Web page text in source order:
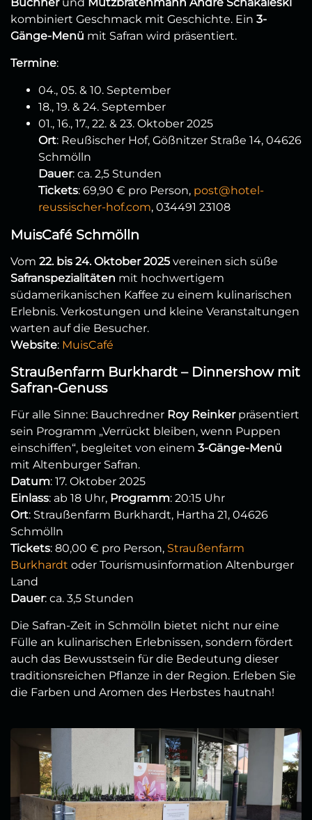
kombiniert Geschmack mit Geschichte. Ein 3-
Gänge-Menü mit Safran wird präsentiert.
Termine:
04., 05. & 10. September
18., 19. & 24. September
01., 16., 17., 22. & 23. Oktober 2025
Ort: Reußischer Hof, Gößnitzer Straße 14, 04626
Schmölln
Dauer: ca. 2,5 Stunden
Tickets: 69,90 € pro Person, post@hotel-
reussischer-hof.com, 034491 23108
MuisCafé Schmölln
Vom 22. bis 24. Oktober 2025 vereinen sich süße
Safranspezialitäten mit hochwertigem
südamerikanischen Kaffee zu einem kulinarischen
Erlebnis. Verkostungen und kleine Veranstaltungen
warten auf die Besucher.
Website: MuisCafé
Straußenfarm Burkhardt – Dinnershow mit
Safran-Genuss
Für alle Sinne: Bauchredner Roy Reinkerpräsentiert
sein Programm „Verrückt bleiben, wenn Puppen
einschiffen“, begleitet von einem 3-Gänge-Menü
mit Altenburger Safran.
Datum: 17. Oktober 2025
Einlass: ab 18 Uhr, Programm: 20:15 Uhr
Ort: Straußenfarm Burkhardt, Hartha 21, 04626
Schmölln
Tickets: 80,00 € pro Person, Straußenfarm
Burkhardt oder Tourismusinformation Altenburger
Land
Dauer: ca. 3,5 Stunden
Die Safran-Zeit in Schmölln bietet nicht nur eine
Fülle an kulinarischen Erlebnissen, sondern fördert
auch das Bewusstsein für die Bedeutung dieser
traditionsreichen Pflanze in der Region. Erleben Sie
die Farben und Aromen des Herbstes hautnah!